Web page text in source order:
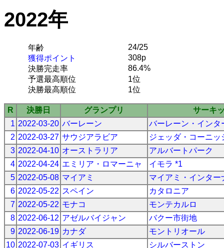
2022年
年齢
24/25
獲得ポイント
308p
決勝完走率
86.4%
予選最高順位
1位
決勝最高順位
1位
R 決勝日 グランプリ
サーキ
1 2022-03-20 バーレーン
バーレーン・インタ
2 2022-03-27 サウジアラビア
ジェッダ・コーニッ
3 2022-04-10 オーストラリア
アルバートパーク
4 2022-04-24 エミリア・ロマーニャ
イモラ *1
5 2022-05-08 マイアミ
マイアミ・インター
6 2022-05-22 スペイン
カタロニア
7 2022-05-22 モナコ
モンテカルロ
8 2022-06-12 アゼルバイジャン
バクー市街地
9 2022-06-19 カナダ
モントリオール
10 2022-07-03 イギリス
シルバーストン